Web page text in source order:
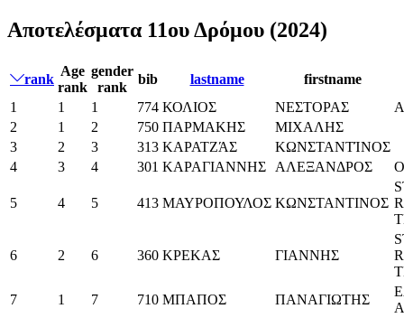
Αποτελέσματα 11ου Δρόμου (2024)
rank
Age
rank
gender
rank
bib lastname firstname
1 1 1 774 ΚΟΛΙΟΣ ΝΕΣΤΟΡΑΣ
2
1 2 750 ΠΑΡΜΑΚΗΣ
ΜΙΧΑΛΗΣ
3
2 3 313 ΚΑΡΑΤΖΆΣ
ΚΩΝΣΤΑΝΤΊΝΟΣ
4
3 4 301 ΚΑΡΑΓΙΑΝΝΗΣ ΑΛΕΞΑΝΔΡΟΣ
5 4 5 413 ΜΑΥΡΟΠΟΥΛΟΣ ΚΩΝΣΤΑΝΤΙΝΟΣ
6 2 6 360 ΚΡΕΚΑΣ ΓΙΑΝΝΗΣ
7
1 7 710 ΜΠΑΠΟΣ ΠΑΝΑΓΙΩΤΗΣ